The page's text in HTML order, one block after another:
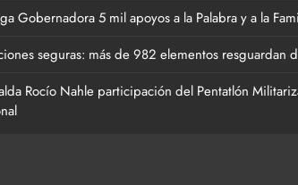
Gobernadora 5 mil apoyos a la Palabra y a la
seguras: más de 982 elementos resguardan
Rocío Nahle participación del Pentatlón